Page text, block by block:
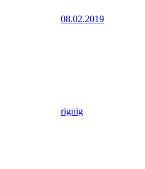
08.02.2019
rignig